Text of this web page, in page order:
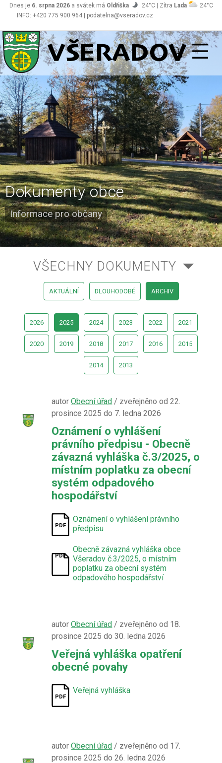
INFO: +420 775 900 964 | podatelna@vseradov.cz
Dnes je 6. srpna 2026a svátek má Oldřiška 24°C | Zítra Lada 24°C
Všeradov
Dokumenty obce
Informace pro občany
VŠECHNY DOKUMENTY
AKTUÁLNÍ DLOUHODOBÉ ARCHIV
2026 2025 2024 2023 2022 2021
2020 2019 2018 2017 2016 2015
2014 2013
autorObecní úřad / zveřejněno od 22.
prosince 2025 do 7. ledna 2026
Oznámení o vyhlášení
právního předpisu - Obecně
závazná vyhláška č.3/2025, o
místním poplatku za obecní
systém odpadového
hospodářství
Oznámení o vyhlášení právního
předpisu
Obecně závazná vyhláška obce
Všeradov č.3/2025, o místním
poplatku za obecní systém
odpadového hospodářství
autorObecní úřad / zveřejněno od 18.
prosince 2025 do 30. ledna 2026
Veřejná vyhláška opatření
obecné povahy
Veřejná vyhláška
autorObecní úřad / zveřejněno od 17.
prosince 2025 do 26. ledna 2026